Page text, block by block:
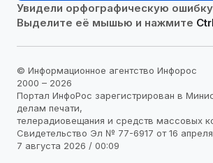
Увидели орфографическую ошибку
Выделите её мышью и нажмите
© Информационное агентство Инфорос
2000 – 2026
Портал ИнфоРос зарегистрирован в
делам печати,
телерадиовещания и средств массовых
Свидетельство Эл № 77-6917 от 16
7 августа 2026 / 00:09